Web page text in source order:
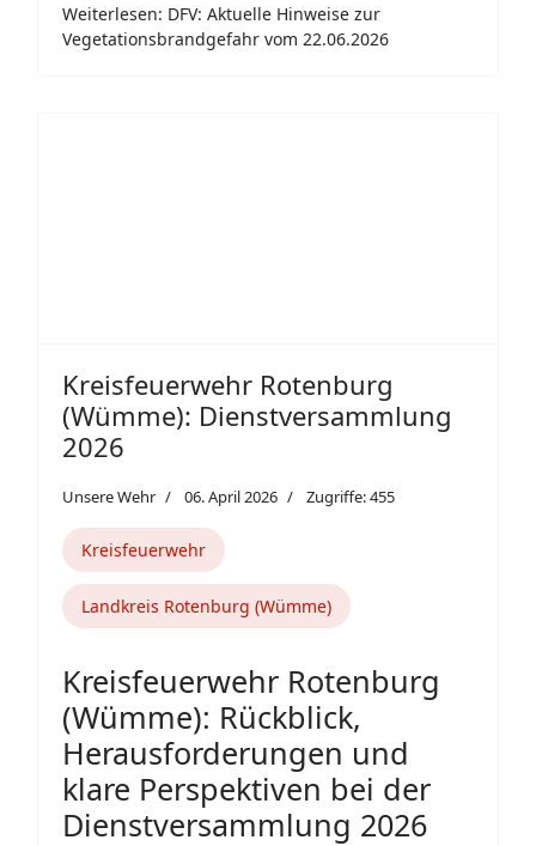
Weiterlesen: DFV: Aktuelle Hinweise zur
Vegetationsbrandgefahr vom 22.06.2026
Kreisfeuerwehr Rotenburg
(Wümme): Dienstversammlung
2026
Unsere Wehr 06. April 2026 Zugriffe: 455
Kreisfeuerwehr
Landkreis Rotenburg (Wümme)
Kreisfeuerwehr Rotenburg
(Wümme): Rückblick,
Herausforderungen und
klare Perspektiven bei der
Dienstversammlung 2026